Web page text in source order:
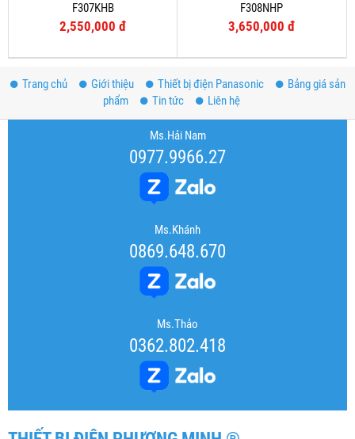
F307KHB
2,550,000 đ
F308NHP
3,650,000 đ
Trang chủ Giới thiệu Thiết bị điện Panasonic
Bảng giá sản
phẩm
Tin tức Liên hệ
Ms.Hải Nam
0977.9966.27
Ms.Khánh
0869.648.670
Ms.Thảo
0362.802.418